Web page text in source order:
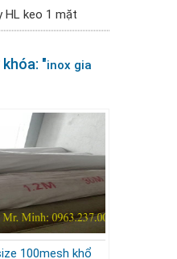
HL keo 1 mặt
"inox gia
100mesh khổ